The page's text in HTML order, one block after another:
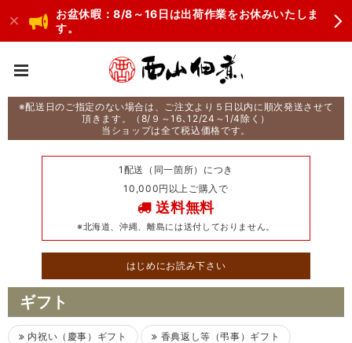
お盆休暇：8/8～16日は出荷作業をお休みいたしま
す。
※配送日のご指定のない場合は、ご注文より５日以内に順次発送させて
頂きます。（8/９～16､12/24～1/4除く）
当ショップは全て税込価格です。
1配送（同一箇所）につき
10,000円以上ご購入で
送料無料
※北海道、沖縄、離島には送付しておりません。
はじめにお読み下さい
ギフト
内祝い（慶事）ギフト 香典返し等（弔事）ギフト